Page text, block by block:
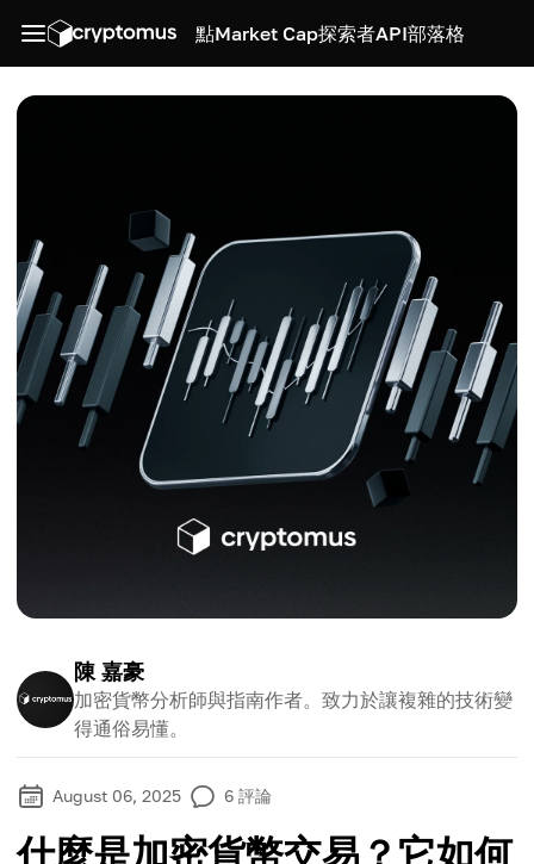
點Market Cap探索者API部落格
陳 嘉豪
加密貨幣分析師與指南作者。致力於讓複雜的技術變
得通俗易懂。
August 06, 2025 6 評論
什麼是加密貨幣交易？它如何